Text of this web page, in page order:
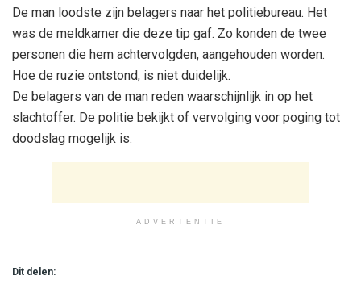
De man loodste zijn belagers naar het politiebureau. Het
was de meldkamer die deze tip gaf. Zo konden de twee
personen die hem achtervolgden, aangehouden worden.
Hoe de ruzie ontstond, is niet duidelijk.
De belagers van de man reden waarschijnlijk in op het
slachtoffer. De politie bekijkt of vervolging voor poging tot
doodslag mogelijk is.
ADVERTENTIE
Dit delen: